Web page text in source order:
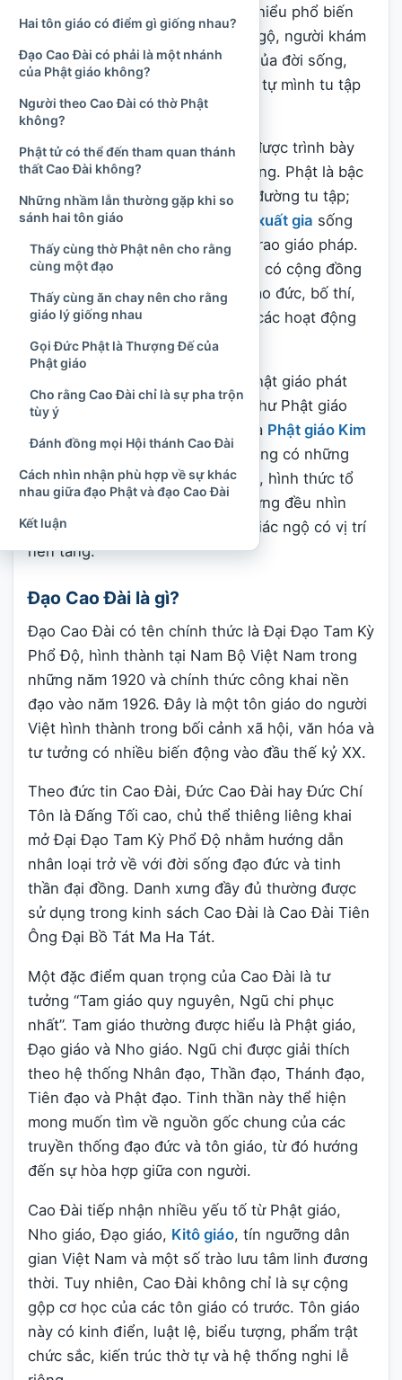
sáng tạo ra thế giới. Trong cách hiểu phổ biến
của Phật giáo, Ngài là bậc giác ngộ, người khám
phá và chỉ ra quy luật vận hành của đời sống,
đồng thời hướng dẫn chúng sinh tự mình tu tập
để đạt đến trí tuệ và giải thoát.
Nền tảng của Phật giáo thường được trình bày
qua Tam bảo là Phật, Pháp và Tăng. Phật là bậc
giác ngộ; Pháp là giáo lý và con đường tu tập;
Tăng là cộng đồng những người
xuất gia sống
theo giới luật và gìn giữ, truyền trao giáo pháp.
Bên cạnh tăng đoàn xuất gia còn có cộng đồng
Phật tử tại gia cùng thực hành đạo đức, bố thí,
tụng kinh, thiền tập và tham gia các hoạt động
xã hội.
Trải qua hơn hai thiên niên kỷ, Phật giáo phát
triển thành nhiều truyền thống như Phật giáo
và Phật giáo Kim
Cương thừa. Giữa các truyền thống có những
khác biệt về kinh điển, nghi thức, hình thức tổ
chức và phương pháp tu tập, nhưng đều nhìn
nhận Đức Phật Thích Ca là bậc giác ngộ có vị trí
nền tảng.
Đạo Cao Đài là gì?
Đạo Cao Đài có tên chính thức là Đại Đạo Tam Kỳ
Phổ Độ, hình thành tại Nam Bộ Việt Nam trong
những năm 1920 và chính thức công khai nền
đạo vào năm 1926. Đây là một tôn giáo do người
Việt hình thành trong bối cảnh xã hội, văn hóa và
tư tưởng có nhiều biến động vào đầu thế kỷ XX.
Theo đức tin Cao Đài, Đức Cao Đài hay Đức Chí
Tôn là Đấng Tối cao, chủ thể thiêng liêng khai
mở Đại Đạo Tam Kỳ Phổ Độ nhằm hướng dẫn
nhân loại trở về với đời sống đạo đức và tinh
thần đại đồng. Danh xưng đầy đủ thường được
sử dụng trong kinh sách Cao Đài là Cao Đài Tiên
Ông Đại Bồ Tát Ma Ha Tát.
Một đặc điểm quan trọng của Cao Đài là tư
tưởng “Tam giáo quy nguyên, Ngũ chi phục
nhất”. Tam giáo thường được hiểu là Phật giáo,
Đạo giáo và Nho giáo. Ngũ chi được giải thích
theo hệ thống Nhân đạo, Thần đạo, Thánh đạo,
Tiên đạo và Phật đạo. Tinh thần này thể hiện
mong muốn tìm về nguồn gốc chung của các
truyền thống đạo đức và tôn giáo, từ đó hướng
đến sự hòa hợp giữa con người.
Cao Đài tiếp nhận nhiều yếu tố từ Phật giáo,
Nho giáo, Đạo giáo, Kitô giáo, tín ngưỡng dân
gian Việt Nam và một số trào lưu tâm linh đương
thời. Tuy nhiên, Cao Đài không chỉ là sự cộng
gộp cơ học của các tôn giáo có trước. Tôn giáo
này có kinh điển, luật lệ, biểu tượng, phẩm trật
chức sắc, kiến trúc thờ tự và hệ thống nghi lễ
Hai tôn giáo có điểm gì giống nhau?
Đạo Cao Đài có phải là một nhánh
của Phật giáo không?
Người theo Cao Đài có thờ Phật
không?
Phật tử có thể đến tham quan thánh
thất Cao Đài không?
Những nhầm lẫn thường gặp khi so
sánh hai tôn giáo
Thấy cùng thờ Phật nên cho rằng
cùng một đạo
Thấy cùng ăn chay nên cho rằng
giáo lý giống nhau
Gọi Đức Phật là Thượng Đế của
Phật giáo
Cho rằng Cao Đài chỉ là sự pha trộn
tùy ý
Đánh đồng mọi Hội thánh Cao Đài
Cách nhìn nhận phù hợp về sự khác
nhau giữa đạo Phật và đạo Cao Đài
Kết luận